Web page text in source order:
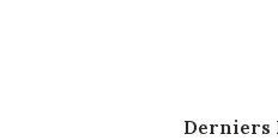
Derniers